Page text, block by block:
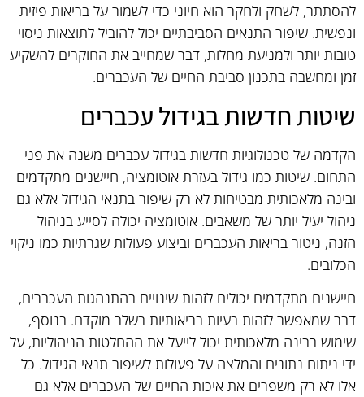
להסתתר, לשחק ולחקר הוא חיוני כדי לשמור על בריאות פיזית
ונפשית. שיפור התנאים הסביבתיים יכול להוביל לתוצאות ניסוי
טובות יותר ולמניעת מחלות, דבר שמחייב את החוקרים להשקיע
זמן ומחשבה בתכנון סביבת החיים של העכברים.
שיטות חדשות בגידול עכברים
הקדמה של טכנולוגיות חדשות בגידול עכברים משנה את פני
התחום. שיטות כמו גידול בעזרת אוטומציה, חיישנים מתקדמים
ובינה מלאכותית מבטיחות לא רק שיפור בתנאי הגידול אלא גם
ניהול יעיל יותר של משאבים. אוטומציה יכולה לסייע בניהול
הזנה, ניטור בריאות העכברים וביצוע פעולות שגרתיות כמו ניקוי
הכלובים.
חיישנים מתקדמים יכולים לזהות שינויים בהתנהגות העכברים,
דבר שמאפשר לזהות בעיות בריאותיות בשלב מוקדם. בנוסף,
שימוש בבינה מלאכותית יכול לייעל את ההחלטות הניהוליות, על
ידי ניתוח נתונים והמלצה על פעולות לשיפור תנאי הגידול. כל
אלו לא רק משפרים את איכות החיים של העכברים אלא גם